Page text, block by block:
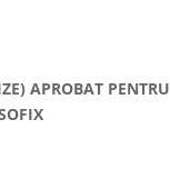
APROBAT PENTRU